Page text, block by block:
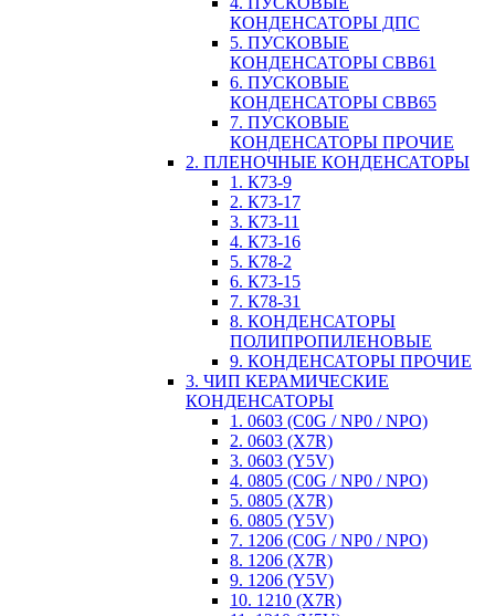
КОНДЕНСАТОРЫ ДПС
5. ПУСКОВЫЕ
КОНДЕНСАТОРЫ CBB61
6. ПУСКОВЫЕ
КОНДЕНСАТОРЫ CBB65
7. ПУСКОВЫЕ
КОНДЕНСАТОРЫ ПРОЧИЕ
2. ПЛЕНОЧНЫЕ КОНДЕНСАТОРЫ
1. К73-9
2. К73-17
3. К73-11
4. К73-16
5. К78-2
6. К73-15
7. К78-31
8. КОНДЕНСАТОРЫ
ПОЛИПРОПИЛЕНОВЫЕ
9. КОНДЕНСАТОРЫ ПРОЧИЕ
3. ЧИП КЕРАМИЧЕСКИЕ
КОНДЕНСАТОРЫ
1. 0603 (C0G / NP0 / NPO)
2. 0603 (X7R)
3. 0603 (Y5V)
4. 0805 (C0G / NP0 / NPO)
5. 0805 (X7R)
6. 0805 (Y5V)
7. 1206 (C0G / NP0 / NPO)
8. 1206 (X7R)
9. 1206 (Y5V)
10. 1210 (X7R)